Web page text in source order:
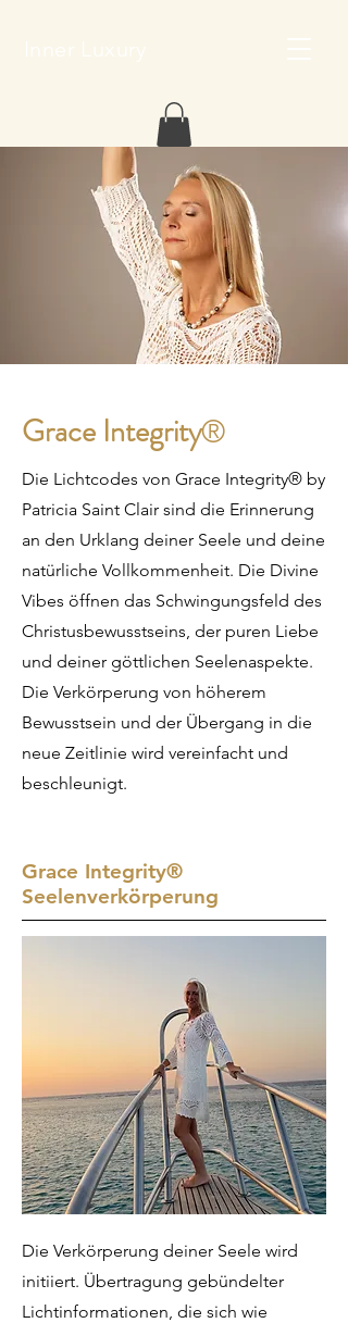
Grace Integrity®
Die Lichtcodes von Grace Integrity® by
Patricia Saint Clair sind die Erinnerung
an den Urklang deiner Seele und deine
natürliche Vollkommenheit. Die Divine
Vibes öffnen das Schwingungsfeld des
Christusbewusstseins, der puren Liebe
und deiner göttlichen Seelenaspekte.
Die Verkörperung von höherem
Bewusstsein und der Übergang in die
neue Zeitlinie wird vereinfacht und
beschleunigt.
Grace Integrity®
Seelenverkörperung
Die Verkörperung deiner Seele wird
initiiert. Übertragung gebündelter
Lichtinformationen, die sich wie